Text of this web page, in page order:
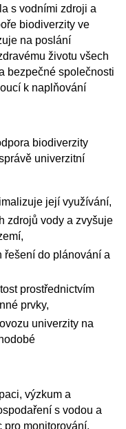
s vodními zdroji a
biodiverzity ve
na poslání
životu všech
bezpečné společnosti
k naplňování
biodiverzity
univerzitní
její využívání,
zdrojů vody a zvyšuje
řešení do plánování a
prostřednictvím
prvky,
univerzity na
výzkum a
s vodou a
pro monitorování,